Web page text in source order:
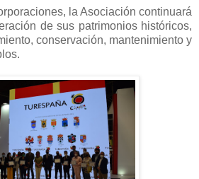
la Asociación continuará
de sus patrimonios históricos,
conservación, mantenimiento y